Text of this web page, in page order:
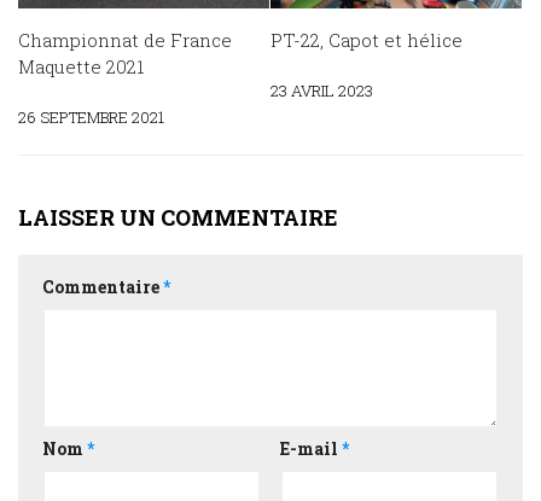
Championnat de France
Maquette 2021
26 SEPTEMBRE 2021
PT-22, Capot et hélice
23 AVRIL 2023
LAISSER UN COMMENTAIRE
Commentaire*
Nom * E-mail *